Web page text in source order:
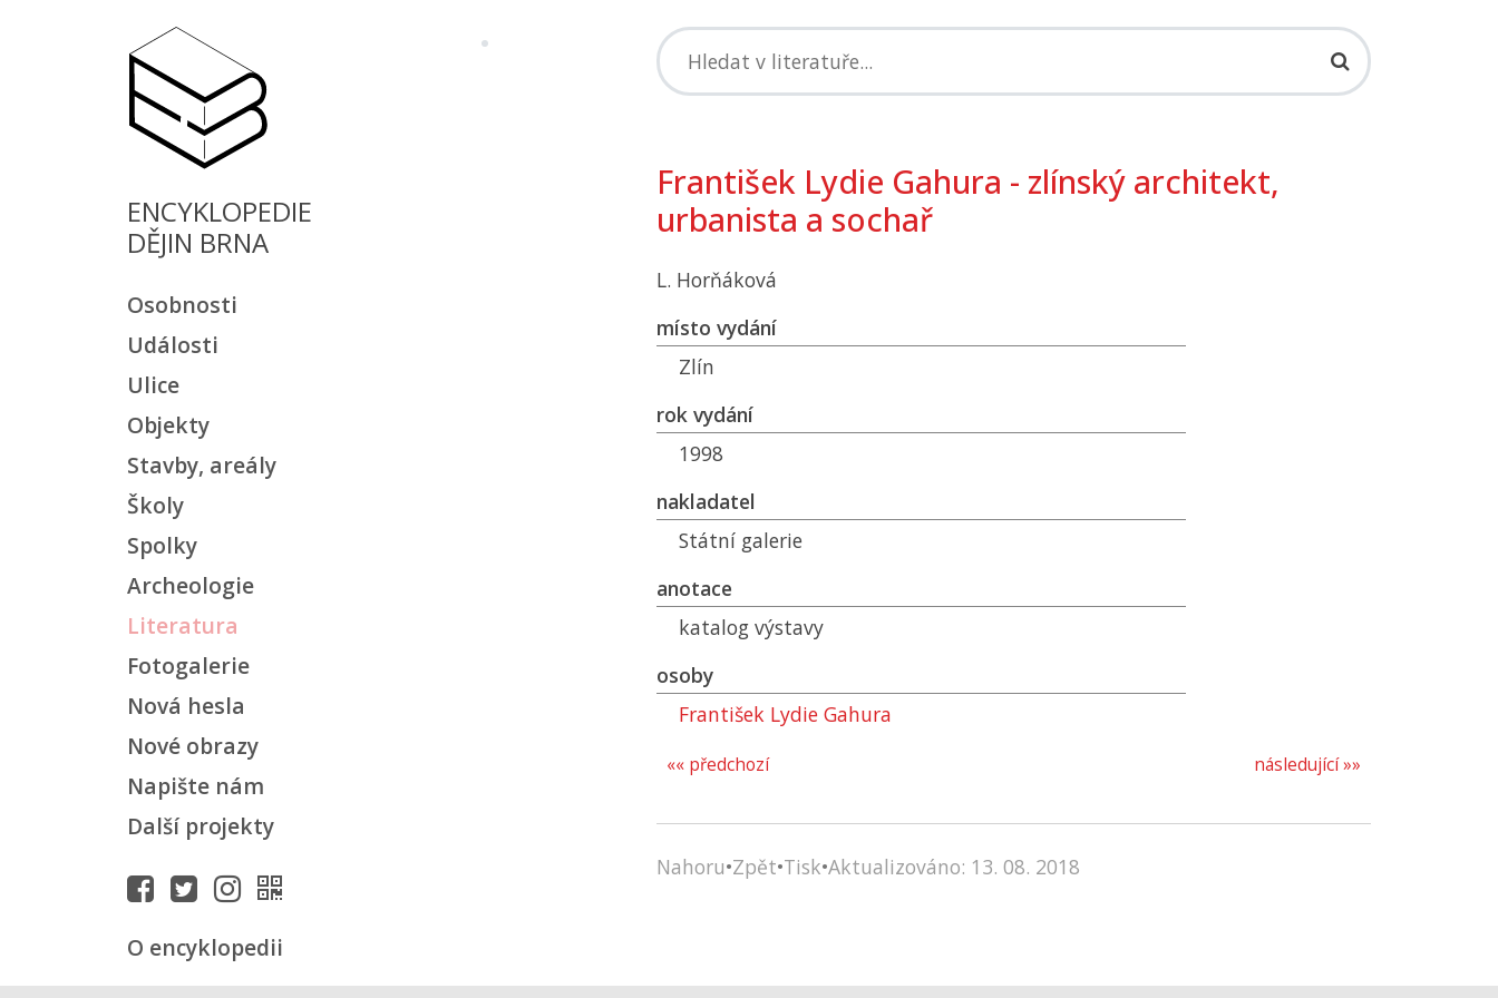
ENCYKLOPEDIE
DĚJIN BRNA
Osobnosti
Události
Ulice
Objekty
Stavby, areály
Školy
Spolky
Archeologie
Literatura
Fotogalerie
Nová hesla
Nové obrazy
Napište nám
Další projekty
O encyklopedii
František Lydie Gahura - zlínský architekt,
urbanista a sochař
L. Horňáková
místo vydání
Zlín
rok vydání
1998
nakladatel
Státní galerie
anotace
katalog výstavy
osoby
František Lydie Gahura
následující »»
«« předchozí
Nahoru•Zpět•Tisk•Aktualizováno: 13. 08. 2018